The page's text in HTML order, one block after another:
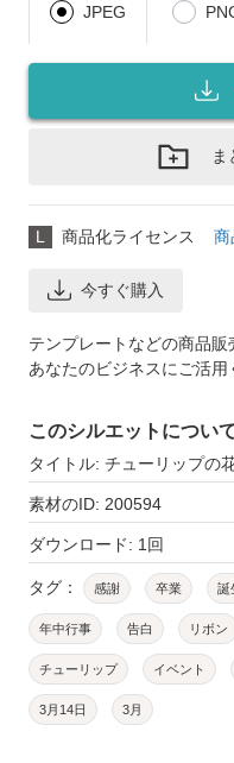
JPEG
ま
L 商品化ライセンス 商
今すぐ購入
テンプレートなどの商品販
あなたのビジネスにご活用
このシルエットについ
タイトル: チューリップの
素材のID: 200594
ダウンロード: 1回
タグ： 感謝 卒業 誕
年中行事 告白 リボン
チューリップ イベント
3月14日 3月